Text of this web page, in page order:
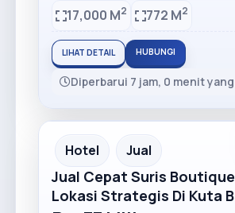
17,000 M2 772 M2
LIHAT DETAIL HUBUNGI
Diperbarui 7 jam, 0 menit
Recommended
Hotel Jual
Jual Cepat Suris
Lokasi Strategis Di Kuta